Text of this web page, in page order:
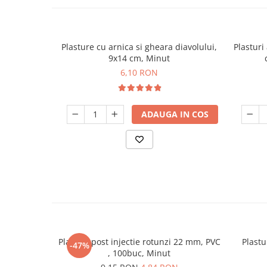
Plasture cu arnica si gheara diavolului,
9x14 cm, Minut
6,10 RON
ADAUGA IN COS
-47%
Plasturi post injectie rotunzi 22 mm, PVC
, 100buc, Minut